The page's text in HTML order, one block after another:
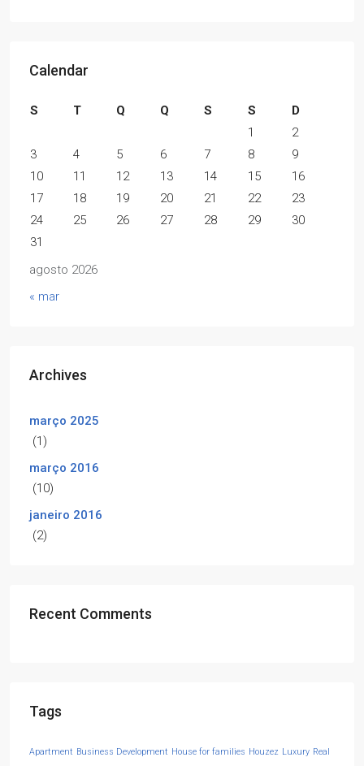
Calendar
agosto 2026
S T Q Q S S
D
1
2
3
4 5 6 7 8
9
10
11 12 13 14 15
16
17
18 19 20 21 22
23
24
25 26 27 28 29
30
31
« mar
Archives
março 2025
(1)
março 2016
(10)
janeiro 2016
(2)
Recent Comments
Tags
Apartment Business Development House for families Houzez Luxury Real